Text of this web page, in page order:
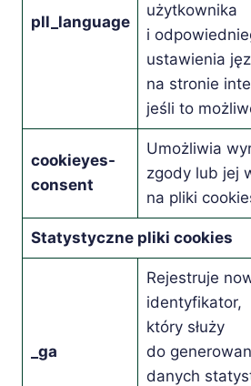
pll_language
użytkownika
i
ustawienia
na stronie
jeśli to
cookieyes-
consent
Umożliwia
zgody lub jej
na pliki
Statystyczne pliki cookies
_ga
Rejestruje
identyfikator,
który służy
do
danych